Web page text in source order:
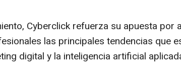
Cyberclick refuerza su apuesta por
las principales tendencias que
digital y la inteligencia artificial